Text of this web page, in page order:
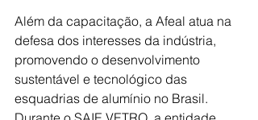
Além da capacitação, a Afeal atua na
defesa dos interesses da indústria,
promovendo o desenvolvimento
sustentável e tecnológico das
esquadrias de alumínio no Brasil.